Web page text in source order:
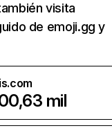
visita
de emoji.gg y
mil